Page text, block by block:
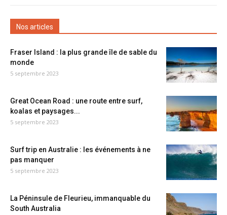
Nos articles
Fraser Island : la plus grande île de sable du
monde
5 septembre 2023
Great Ocean Road : une route entre surf,
koalas et paysages...
5 septembre 2023
Surf trip en Australie : les événements à ne
pas manquer
5 septembre 2023
La Péninsule de Fleurieu, immanquable du
South Australia